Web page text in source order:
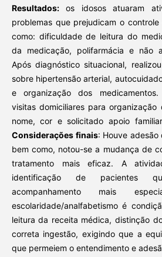
Resultados: os idosos atuaram
problemas que prejudicam o
como: dificuldade de leitura do
da medicação, polifarmácia e não
Após diagnóstico situacional,
sobre hipertensão arterial,
e organização dos medicamentos.
visitas domiciliares para organização
nome, cor e solicitado apoio
Considerações finais: Houve adesão
bem como, notou-se a mudança de
tratamento mais eficaz. A
identificação de pacientes
acompanhamento mais
escolaridade/analfabetismo é
leitura da receita médica, distinção
correta ingestão, exigindo que a
que permeiem o entendimento e